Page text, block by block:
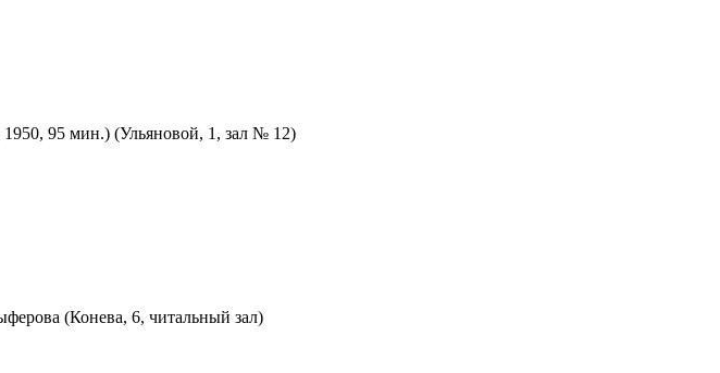
95 мин.) (Ульяновой, 1, зал № 12)
(Конева, 6, читальный зал)